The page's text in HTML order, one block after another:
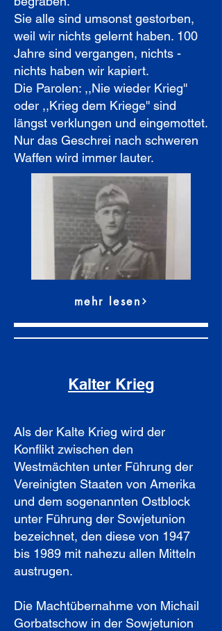
Sie alle sind umsonst gestorben,
weil wir nichts gelernt haben. 100
Jahre sind vergangen, nichts -
nichts haben wir kapiert.
Die Parolen: ,,Nie wieder Krieg''
oder ,,Krieg dem Kriege'' sind
längst verklungen und eingemottet.
Nur das Geschrei nach schweren
Waffen wird immer lauter.
mehr lesen
Kalter Krieg
Als der Kalte Krieg wird der
Konflikt zwischen den
Westmächten unter Führung der
Vereinigten Staaten von Amerika
und dem sogenannten Ostblock
unter Führung der Sowjetunion
bezeichnet, den diese von 1947
bis 1989 mit nahezu allen Mitteln
austrugen.
Die Machtübernahme von Michail
Gorbatschow in der Sowjetunion